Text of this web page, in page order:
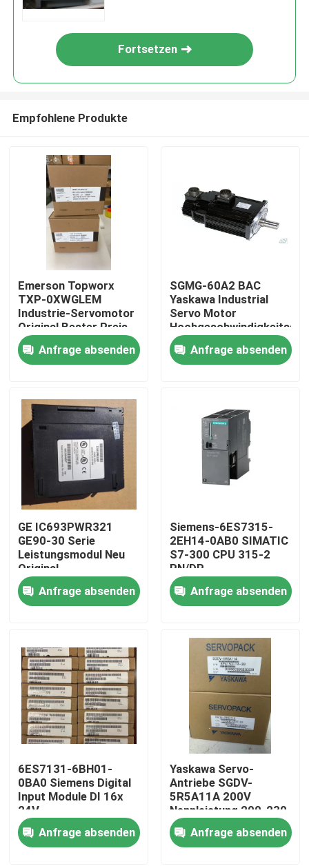
Produkte
Über uns
Fabrik-Ausflug
Treten Sie mit uns in Verbindung
Fordern Sie ein Zitat
Industrieller Servomotor
Industrielle Servo-Antriebe
Fortsetzen
Empfohlene Produkte
Emerson Topworx
TXP-0XWGLEM
Industrie-Servomotor
Original Bester Preis
Anfrage absenden
SGMG-60A2 BAC
Yaskawa Industrial
Servo Motor
6000W
Anfrage absenden
GE IC693PWR321
GE90-30 Serie
Leistungsmodul Neu
Original
Anfrage absenden
Siemens-6ES7315-
2EH14-0AB0 SIMATIC
S7-300 CPU 315-2
PN/DP
Anfrage absenden
6ES7131-6BH01-
0BA0 Siemens Digital
Input Module DI 16x
24V
Gleichspannungsstandard
Anfrage absenden
Yaskawa Servo-
Antriebe SGDV-
5R5A11A 200V
Nennleistung 200-230
VAC, 60 Hz Eingang
Anfrage absenden